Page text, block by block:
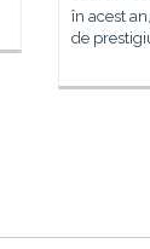
în acest
de